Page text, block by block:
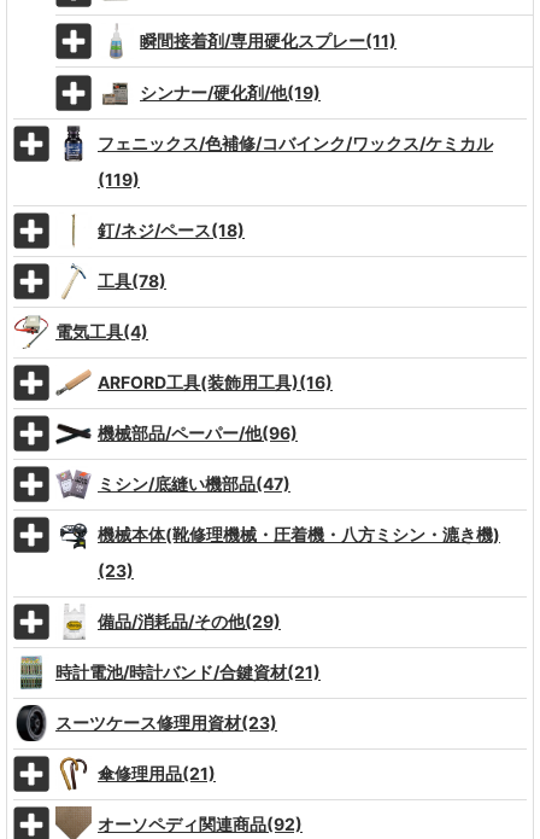
瞬間接着剤/専用硬化スプレー(11)
シンナー/硬化剤/他(19)
フェニックス/色補修/コバインク/ワックス/ケミカル
(119)
釘/ネジ/ペース(18)
工具(78)
電気工具(4)
ARFORD工具(装飾用工具)(16)
機械部品/ペーパー/他(96)
ミシン/底縫い機部品(47)
機械本体(靴修理機械・圧着機・八方ミシン・漉き機)
(23)
備品/消耗品/その他(29)
時計電池/時計バンド/合鍵資材(21)
スーツケース修理用資材(23)
傘修理用品(21)
オーソペディ関連商品(92)